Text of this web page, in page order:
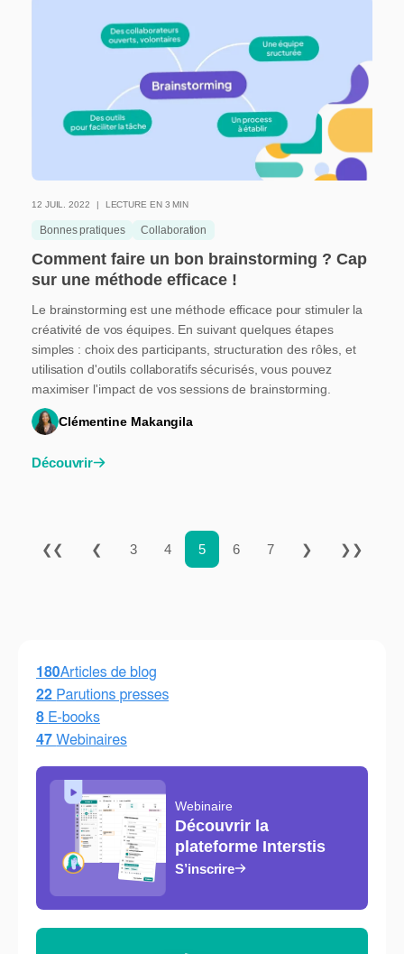
12 JUIL. 2022 LECTURE EN 3 MIN
Bonnes pratiques Collaboration
Comment faire un bon brainstorming ? Cap
sur une méthode efficace !
Le brainstorming est une méthode efficace pour stimuler la
créativité de vos équipes. En suivant quelques étapes
simples : choix des participants, structuration des rôles, et
utilisation d'outils collaboratifs sécurisés, vous pouvez
maximiser l'impact de vos sessions de brainstorming.
Clémentine Makangila
Découvrir
❮❮ ❮ 3 4 5 6 7 ❯ ❯❯
Webinaire
Découvrir la
plateforme Interstis
S’inscrire